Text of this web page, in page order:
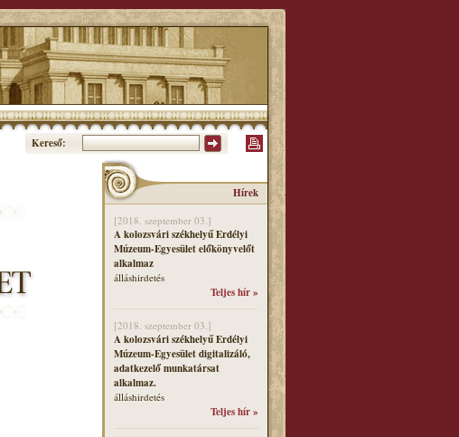
Kereső:
Hírek
[2018. szeptember 03.]
A kolozsvári székhelyű Erdélyi
Múzeum-Egyesület előkönyvelőt
alkalmaz
álláshirdetés
Teljes hír »
[2018. szeptember 03.]
A kolozsvári székhelyű Erdélyi
Múzeum-Egyesület digitalizáló,
adatkezelő munkatársat
alkalmaz.
álláshirdetés
Teljes hír »